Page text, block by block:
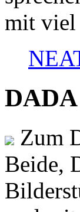
mit viel
Zum
Beide,